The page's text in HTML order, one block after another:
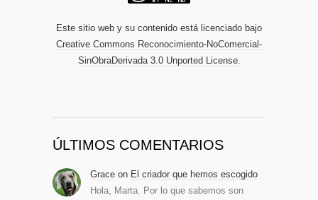
Este sitio web y su contenido está licenciado bajo
Creative Commons Reconocimiento-NoComercial-
SinObraDerivada 3.0 Unported License.
ÚLTIMOS COMENTARIOS
Grace on El criador que hemos escogido
Hola, Marta. Por lo que sabemos son